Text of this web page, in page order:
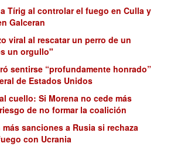
Tírig al controlar el fuego en Culla y
Galceran
viral al rescatar un perro de un
un orgullo"
sentirse “profundamente honrado”
de Estados Unidos
cuello: Si Morena no cede más
de no formar la coalición
más sanciones a Rusia si rechaza
con Ucrania